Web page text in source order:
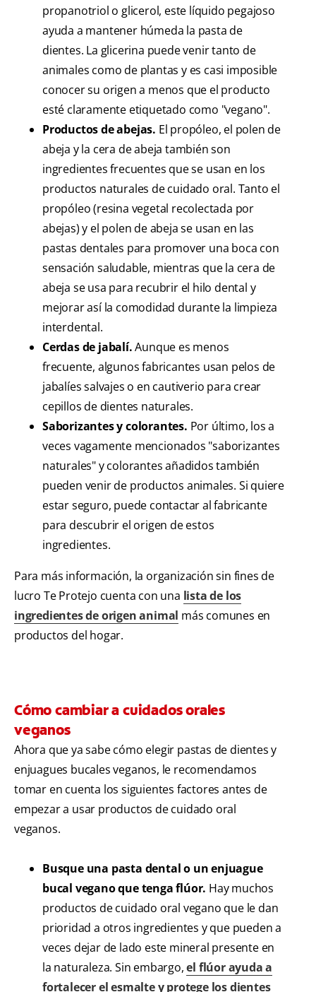
propanotriol o glicerol, este líquido pegajoso
ayuda a mantener húmeda la pasta de
dientes. La glicerina puede venir tanto de
animales como de plantas y es casi imposible
conocer su origen a menos que el producto
esté claramente etiquetado como "vegano".
Productos de abejas. El propóleo, el polen de
abeja y la cera de abeja también son
ingredientes frecuentes que se usan en los
productos naturales de cuidado oral. Tanto el
propóleo (resina vegetal recolectada por
abejas) y el polen de abeja se usan en las
pastas dentales para promover una boca con
sensación saludable, mientras que la cera de
abeja se usa para recubrir el hilo dental y
mejorar así la comodidad durante la limpieza
interdental.
Cerdas de jabalí.Aunque es menos
frecuente, algunos fabricantes usan pelos de
jabalíes salvajes o en cautiverio para crear
cepillos de dientes naturales.
Saborizantes y colorantes. Por último, los a
veces vagamente mencionados "saborizantes
naturales" y colorantes añadidos también
pueden venir de productos animales. Si quiere
estar seguro, puede contactar al fabricante
para descubrir el origen de estos
ingredientes.
Para más información, la organización sin fines de
lucro Te Protejo cuenta con una lista de los
ingredientes de origen animal más comunes en
productos del hogar.
Cómo cambiar a cuidados orales
veganos
Ahora que ya sabe cómo elegir pastas de dientes y
enjuagues bucales veganos, le recomendamos
tomar en cuenta los siguientes factores antes de
empezar a usar productos de cuidado oral
veganos.
Busque una pasta dental o un enjuague
bucal vegano que tenga flúor. Hay muchos
productos de cuidado oral vegano que le dan
prioridad a otros ingredientes y que pueden a
veces dejar de lado este mineral presente en
la naturaleza. Sin embargo,el flúor ayuda a
fortalecer el esmalte y protege los dientes